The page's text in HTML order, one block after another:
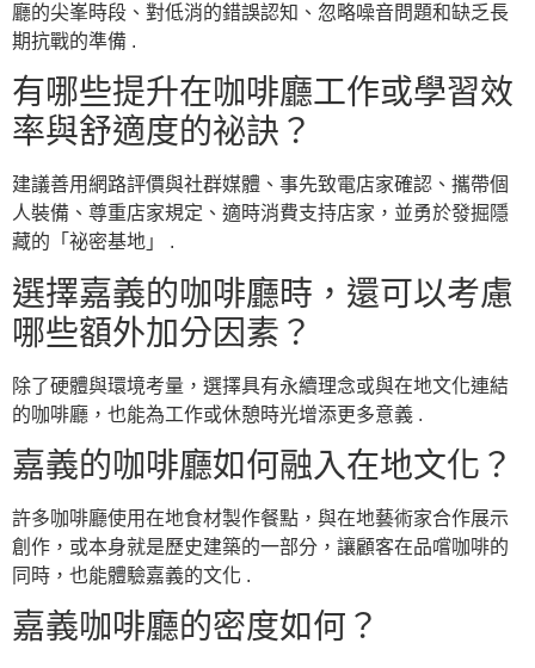
廳的尖峯時段、對低消的錯誤認知、忽略噪音問題和缺乏長
期抗戰的準備 .
有哪些提升在咖啡廳工作或學習效
率與舒適度的祕訣？
建議善用網路評價與社群媒體、事先致電店家確認、攜帶個
人裝備、尊重店家規定、適時消費支持店家，並勇於發掘隱
藏的「祕密基地」 .
選擇嘉義的咖啡廳時，還可以考慮
哪些額外加分因素？
除了硬體與環境考量，選擇具有永續理念或與在地文化連結
的咖啡廳，也能為工作或休憩時光增添更多意義 .
嘉義的咖啡廳如何融入在地文化？
許多咖啡廳使用在地食材製作餐點，與在地藝術家合作展示
創作，或本身就是歷史建築的一部分，讓顧客在品嚐咖啡的
同時，也能體驗嘉義的文化 .
嘉義咖啡廳的密度如何？